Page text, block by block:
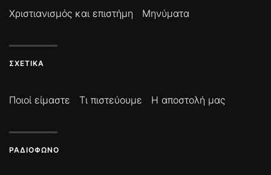
Χριστιανισμός και επιστήμη
Μηνύματα
ΣΧΕΤΙΚΆ
Ποιοί είμαστε Τι πιστεύουμε Η αποστολή μας
ΡΑΔΙΌΦΩΝΟ